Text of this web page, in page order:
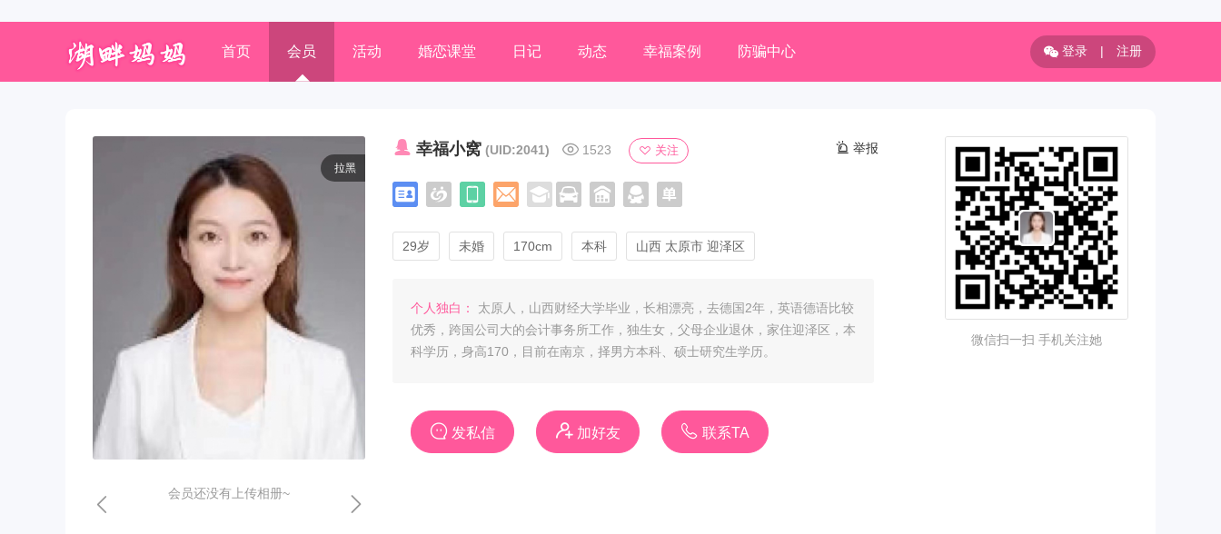
首页 会员 活动 婚恋课堂 日记 动态 幸福案例 防骗中心 登录 | 注册
拉黑
会员还没有上传相册~
幸福小窝 (UID:2041) 1523 关注 举报
29岁 未婚 170cm 本科 山西 太原市 迎泽区
个人独白：
太原人，山西财经大学毕业，长相漂亮，去德国2年，英语德语比较
优秀，跨国公司大的会计事务所工作，独生女，父母企业退休，家住迎泽区，本
科学历，身高170，目前在南京，择男方本科、硕士研究生学历。
发私信 加好友 联系TA
微信扫一扫 手机关注她